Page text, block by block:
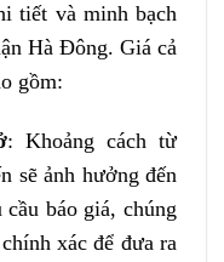
tiết và minh bạch
Hà Đông. Giá cả
gồm:
: Khoảng cách từ
sẽ ảnh hưởng đến
báo giá, chúng
xác để đưa ra